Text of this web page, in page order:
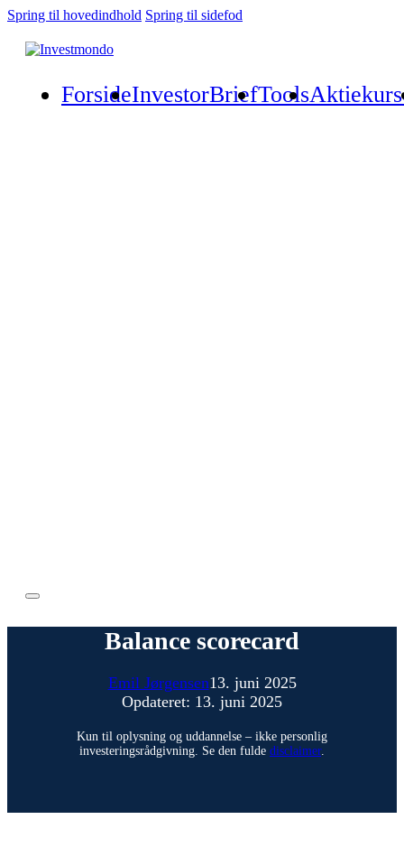
Spring til hovedindhold Spring til sidefod
ForsideInvestorBriefTools
Balance scorecard
Emil Jørgensen13. juni 2025
Opdateret: 13. juni 2025
Kun til oplysning og uddannelse – ikke personlig
investeringsrådgivning. Se den fulde disclaimer.